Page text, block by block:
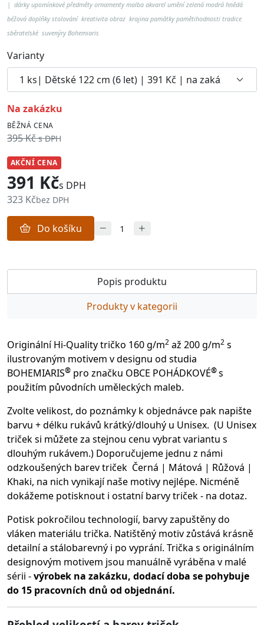
| dárky upomínkové předměty ornamenty malba akvarel umění zelená modrá hnědá
béžová doplňky stolování kreativita obraz krajina památky pamětihodnosti tradice
sběratelské suvenýry Bohemiaris
Varianty
na zakázku
BĚŽNÁ CENA
395 Kč s DPH
AKČNÍ CENA
391 Kčs DPH
323 Kčbez DPH
Do košíku
Popis produktu
Produkty v kategorii
Originální Hi-Quality tričko 160 g/m2 až 200 g/m2 s
ilustrovaným motivem v designu od studia
BOHEMIARIS® pro značku OBCE POHÁDKOVÉ®s
použitím původních uměleckých maleb.
Zvolte velikost, do poznámky k objednávce pak napište
barvu + délku rukávů krátký/dlouhý u Unisex. (U Unisex
triček si můžete za stejnou cenu vybrat variantu s
dlouhým rukávem.) Doporučujeme jednu z námi
odzkoušených barev triček Černá | Mátová | Růžová |
Khaki, na nich vynikají naše motivy nejlépe. Nicméně
dokážeme potisknout i ostatní barvy triček - na dotaz.
Potisk pokročilou technologií, barvy zapuštěny do
vláken materiálu trička. Natištěný motiv zůstává krásně
detailní a stálobarevný i po vyprání. Trička s originálním
designovým motivem jsou manuálně vyráběna v malé
sérii -výrobek na zakázku, dodací doba se pohybuje
do 15 pracovních dnů od objednání.